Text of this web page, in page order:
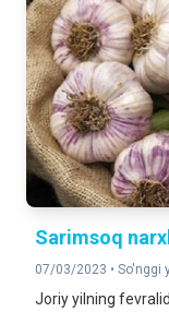
Sarimsoq
07/03/2023 • So'nggi
Joriy yilning